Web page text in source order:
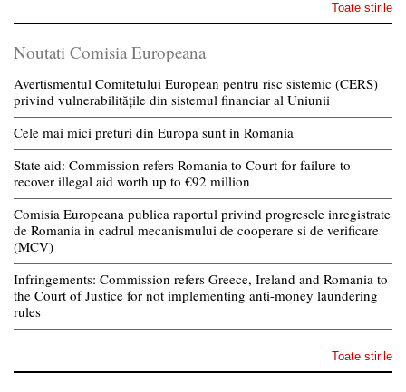
Toate stirile
Noutati Comisia Europeana
Avertismentul Comitetului European pentru risc sistemic (CERS)
privind vulnerabilitățile din sistemul financiar al Uniunii
Cele mai mici preturi din Europa sunt in Romania
State aid: Commission refers Romania to Court for failure to
recover illegal aid worth up to €92 million
Comisia Europeana publica raportul privind progresele inregistrate
de Romania in cadrul mecanismului de cooperare si de verificare
(MCV)
Infringements: Commission refers Greece, Ireland and Romania to
the Court of Justice for not implementing anti-money laundering
rules
Toate stirile